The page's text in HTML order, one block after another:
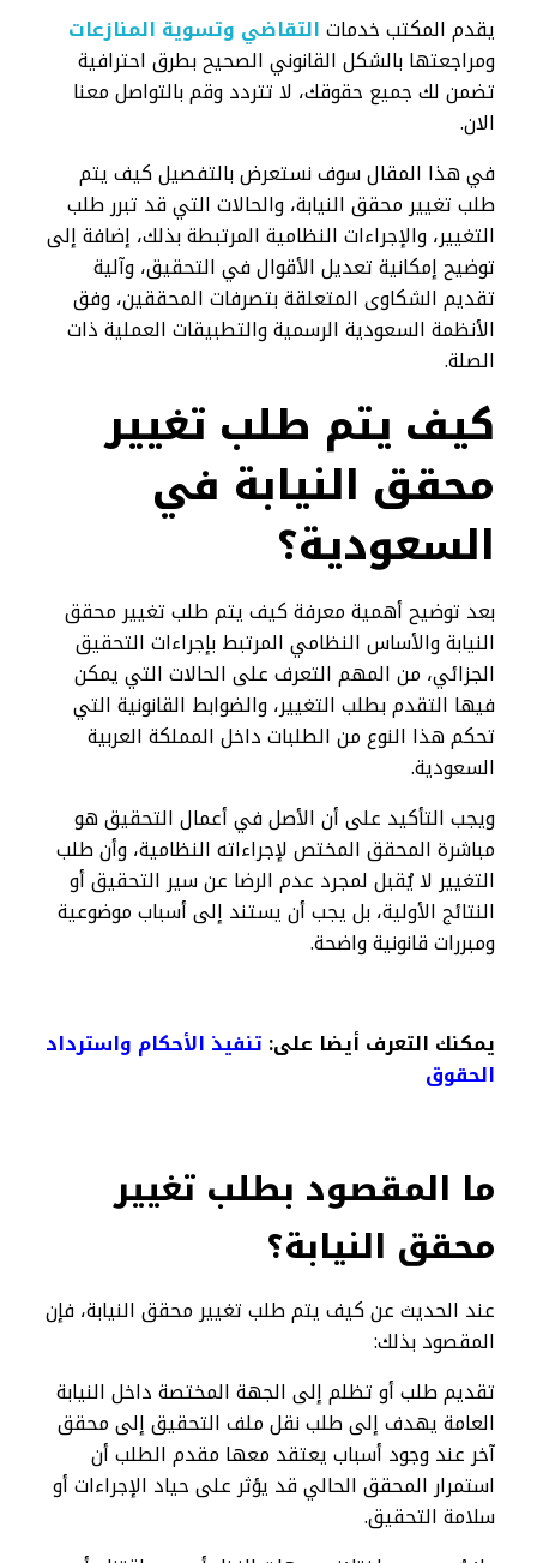
يقدم المكتب خدماتالتقاضي وتسوية المنازعات
ومراجعتها بالشكل القانوني الصحيح بطرق احترافية
تضمن لك جميع حقوقك، لا تتردد وقم بالتواصل معنا
الان.
في هذا المقال سوف نستعرض بالتفصيل كيف يتم
طلب تغيير محقق النيابة، والحالات التي قد تبرر طلب
التغيير، والإجراءات النظامية المرتبطة بذلك، إضافة إلى
توضيح إمكانية تعديل الأقوال في التحقيق، وآلية
تقديم الشكاوى المتعلقة بتصرفات المحققين، وفق
الأنظمة السعودية الرسمية والتطبيقات العملية ذات
الصلة.
كيف يتم طلب تغيير
محقق النيابة في
السعودية؟
بعد توضيح أهمية معرفة كيف يتم طلب تغيير محقق
النيابة والأساس النظامي المرتبط بإجراءات التحقيق
الجزائي، من المهم التعرف على الحالات التي يمكن
فيها التقدم بطلب التغيير، والضوابط القانونية التي
تحكم هذا النوع من الطلبات داخل المملكة العربية
السعودية.
ويجب التأكيد على أن الأصل في أعمال التحقيق هو
مباشرة المحقق المختص لإجراءاته النظامية، وأن طلب
التغيير لا يُقبل لمجرد عدم الرضا عن سير التحقيق أو
النتائج الأولية، بل يجب أن يستند إلى أسباب موضوعية
ومبررات قانونية واضحة.
يمكنك التعرف أيضا على: تنفيذ الأحكام واسترداد
الحقوق
ما المقصود بطلب تغيير
محقق النيابة؟
عند الحديث عن كيف يتم طلب تغيير محقق النيابة، فإن
المقصود بذلك:
تقديم طلب أو تظلم إلى الجهة المختصة داخل النيابة
العامة يهدف إلى طلب نقل ملف التحقيق إلى محقق
آخر عند وجود أسباب يعتقد معها مقدم الطلب أن
استمرار المحقق الحالي قد يؤثر على حياد الإجراءات أو
سلامة التحقيق.